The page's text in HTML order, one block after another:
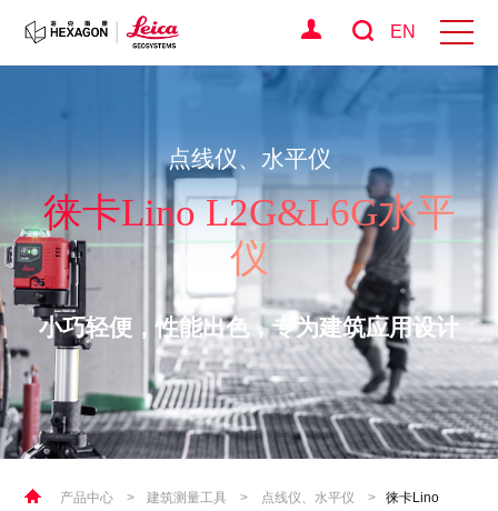
EN
点线仪、水平仪
徕卡Lino L2G&L6G水平
仪
小巧轻便，性能出色，专为建筑应用设计
产品中心 > 建筑测量工具 > 点线仪、水平仪 > 徕卡Lino